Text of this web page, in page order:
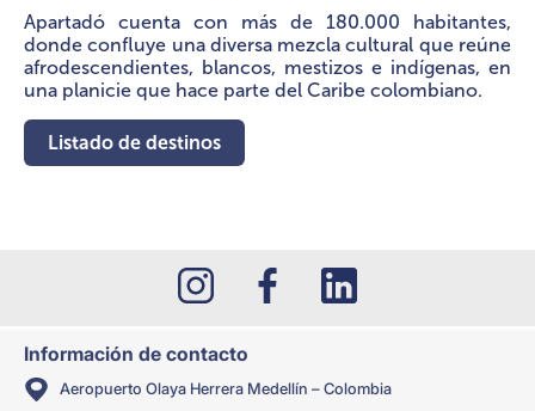
Apartadó cuenta con más de 180.000 habitantes,
donde confluye una diversa mezcla cultural que reúne
afrodescendientes, blancos, mestizos e indígenas, en
una planicie que hace parte del Caribe colombiano.
Listado de destinos
Información de contacto
Aeropuerto Olaya Herrera Medellín – Colombia